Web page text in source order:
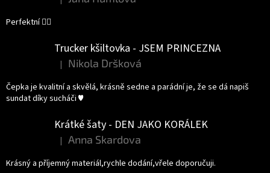
Hodnocení produktu je 5 z 5 hvězdiček.
Perfektní 👌🏻
Trucker kšiltovka - JSEM PRINCEZNA
Hodnocení produktu je 5 z 5 hvězdiček.
| Nikola Dršková
Čepka je kvalitní a skvělá, krásně sedne a parádní je, že se dá napiš
sundat díky sucháči ♥️
Krátké šaty - DEN JAKO KORÁLEK
Hodnocení produktu je 5 z 5 hvězdiček.
| Anna Skardova
Krásný a příjemný materiál,rychle dodání,vřele doporučuji.